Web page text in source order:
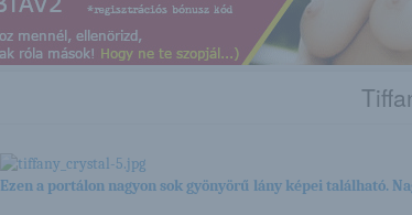
Ezen a portálon nagyon sok gyönyörű lány képei található.